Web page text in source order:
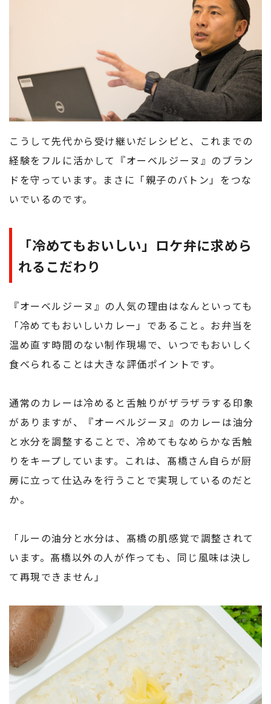
こうして先代から受け継いだレシピと、これまでの
経験をフルに活かして『オーベルジーヌ』のブラン
ドを守っています。まさに「親子のバトン」をつな
いでいるのです。
「冷めてもおいしい」ロケ弁に求めら
れるこだわり
『オーベルジーヌ』の人気の理由はなんといっても
「冷めてもおいしいカレー」であること。お弁当を
温め直す時間のない制作現場で、いつでもおいしく
食べられることは大きな評価ポイントです。
通常のカレーは冷めると舌触りがザラザラする印象
がありますが、『オーベルジーヌ』のカレーは油分
と水分を調整することで、冷めてもなめらかな舌触
りをキープしています。これは、髙橋さん自らが厨
房に立って仕込みを行うことで実現しているのだと
か。
「ルーの油分と水分は、髙橋の肌感覚で調整されて
います。髙橋以外の人が作っても、同じ風味は決し
て再現できません」